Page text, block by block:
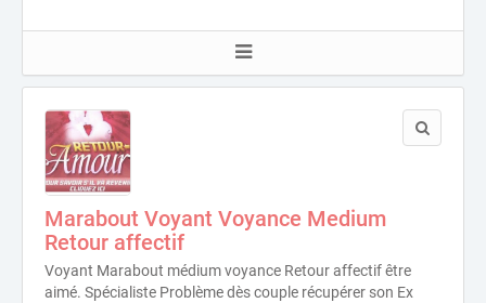
Marabout Voyant Voyance Medium
Retour affectif
Voyant Marabout médium voyance Retour affectif être
aimé. Spécialiste Problème dès couple récupérer son Ex